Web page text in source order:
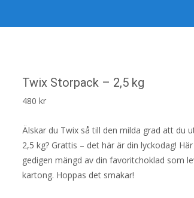
Twix Storpack – 2,5 kg
480 kr
Älskar du Twix så till den milda grad att du
2,5 kg? Grattis – det här är din lyckodag!
gedigen mängd av din favoritchoklad som
kartong. Hoppas det smakar!